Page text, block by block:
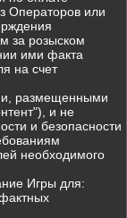
Операторов или
за розыском
ими факта
на счет
размещенными
и не
и безопасности
необходимого
Игры для: